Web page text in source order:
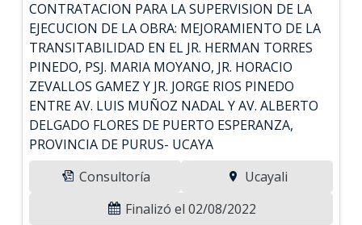
CONTRATACION PARA LA SUPERVISION DE LA
EJECUCION DE LA OBRA: MEJORAMIENTO DE LA
TRANSITABILIDAD EN EL JR. HERMAN TORRES
PINEDO, PSJ. MARIA MOYANO, JR. HORACIO
ZEVALLOS GAMEZ Y JR. JORGE RIOS PINEDO
ENTRE AV. LUIS MUÑOZ NADAL Y AV. ALBERTO
DELGADO FLORES DE PUERTO ESPERANZA,
PROVINCIA DE PURUS- UCAYA
Consultoría
Ucayali
Finalizó el 02/08/2022